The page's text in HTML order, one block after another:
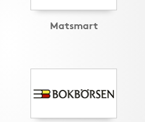
Matsmart